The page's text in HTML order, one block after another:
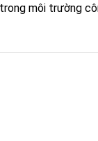
môi trường